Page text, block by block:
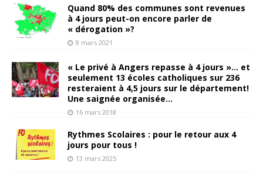
Quand 80% des communes sont revenues
à 4 jours peut-on encore parler de
« dérogation »?
8 mars 2021
« Le privé à Angers repasse à 4 jours »… et
seulement 13 écoles catholiques sur 236
resteraient à 4,5 jours sur le département!
Une saignée organisée…
16 mars 2018
Rythmes Scolaires : pour le retour aux 4
jours pour tous !
13 mars 2025